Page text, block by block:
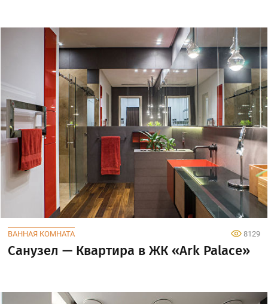
ВАННАЯ КОМНАТА 8129
Санузел — Квартира в ЖК «Ark Palace»